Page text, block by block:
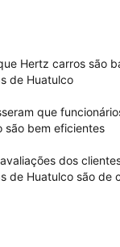
Hertz carros são
de Huatulco
que
são bem eficientes
dos
de Huatulco são de